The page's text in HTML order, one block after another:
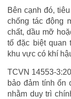
Bên cạnh đó,
chống tác động
chất, dầu mỡ
tố đặc biệt quan
khu vực có khí
TCVN 14553-
bảo đảm tính ổn
nhằm duy trì